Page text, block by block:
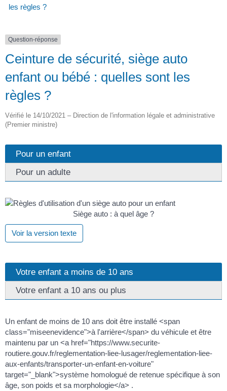
les règles ?
Question-réponse
Ceinture de sécurité, siège auto
enfant ou bébé : quelles sont les
règles ?
Vérifié le 14/10/2021 – Direction de l'information légale et administrative
(Premier ministre)
Pour un enfant
Pour un adulte
Siège auto : à quel âge ?
Voir la version texte
Votre enfant a moins de 10 ans
Votre enfant a 10 ans ou plus
Un enfant de moins de 10 ans doit être installé <span
class="miseenevidence">à l'arrière</span> du véhicule et être
maintenu par un <a href="https://www.securite-
routiere.gouv.fr/reglementation-liee-lusager/reglementation-liee-
aux-enfants/transporter-un-enfant-en-voiture"
target="_blank">système homologué de retenue spécifique à son
âge, son poids et sa morphologie</a> .